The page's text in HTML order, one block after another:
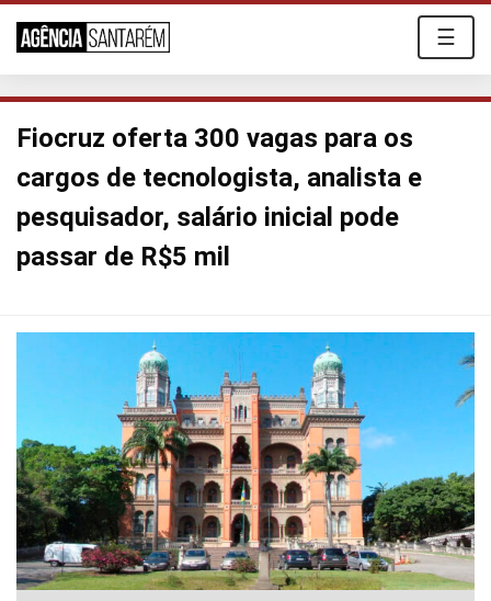
☰
Fiocruz oferta 300 vagas para os
cargos de tecnologista, analista e
pesquisador, salário inicial pode
passar de R$5 mil